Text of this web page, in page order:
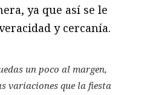
ya que así se le
y cercanía.
un poco al margen,
variaciones que la fiesta